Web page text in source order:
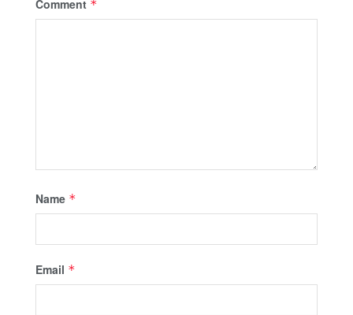
Comment *
Name *
Email *